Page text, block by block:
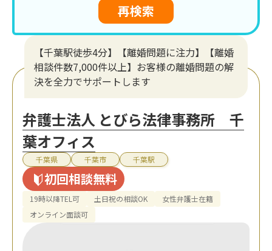
再検索
【千葉駅徒歩4分】【離婚問題に注力】【離婚
相談件数7,000件以上】お客様の離婚問題の解
決を全力でサポートします
弁護士法人 とびら法律事務所 千
葉オフィス
千葉県 千葉市 千葉駅
初回相談無料
19時以降TEL可 土日祝の相談OK
女性弁護士在籍
オンライン面談可